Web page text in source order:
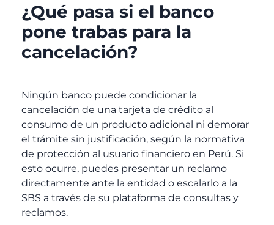
¿Qué pasa si el banco
pone trabas para la
cancelación?
Ningún banco puede condicionar la
cancelación de una tarjeta de crédito al
consumo de un producto adicional ni demorar
el trámite sin justificación, según la normativa
de protección al usuario financiero en Perú. Si
esto ocurre, puedes presentar un reclamo
directamente ante la entidad o escalarlo a la
SBS a través de su plataforma de consultas y
reclamos.